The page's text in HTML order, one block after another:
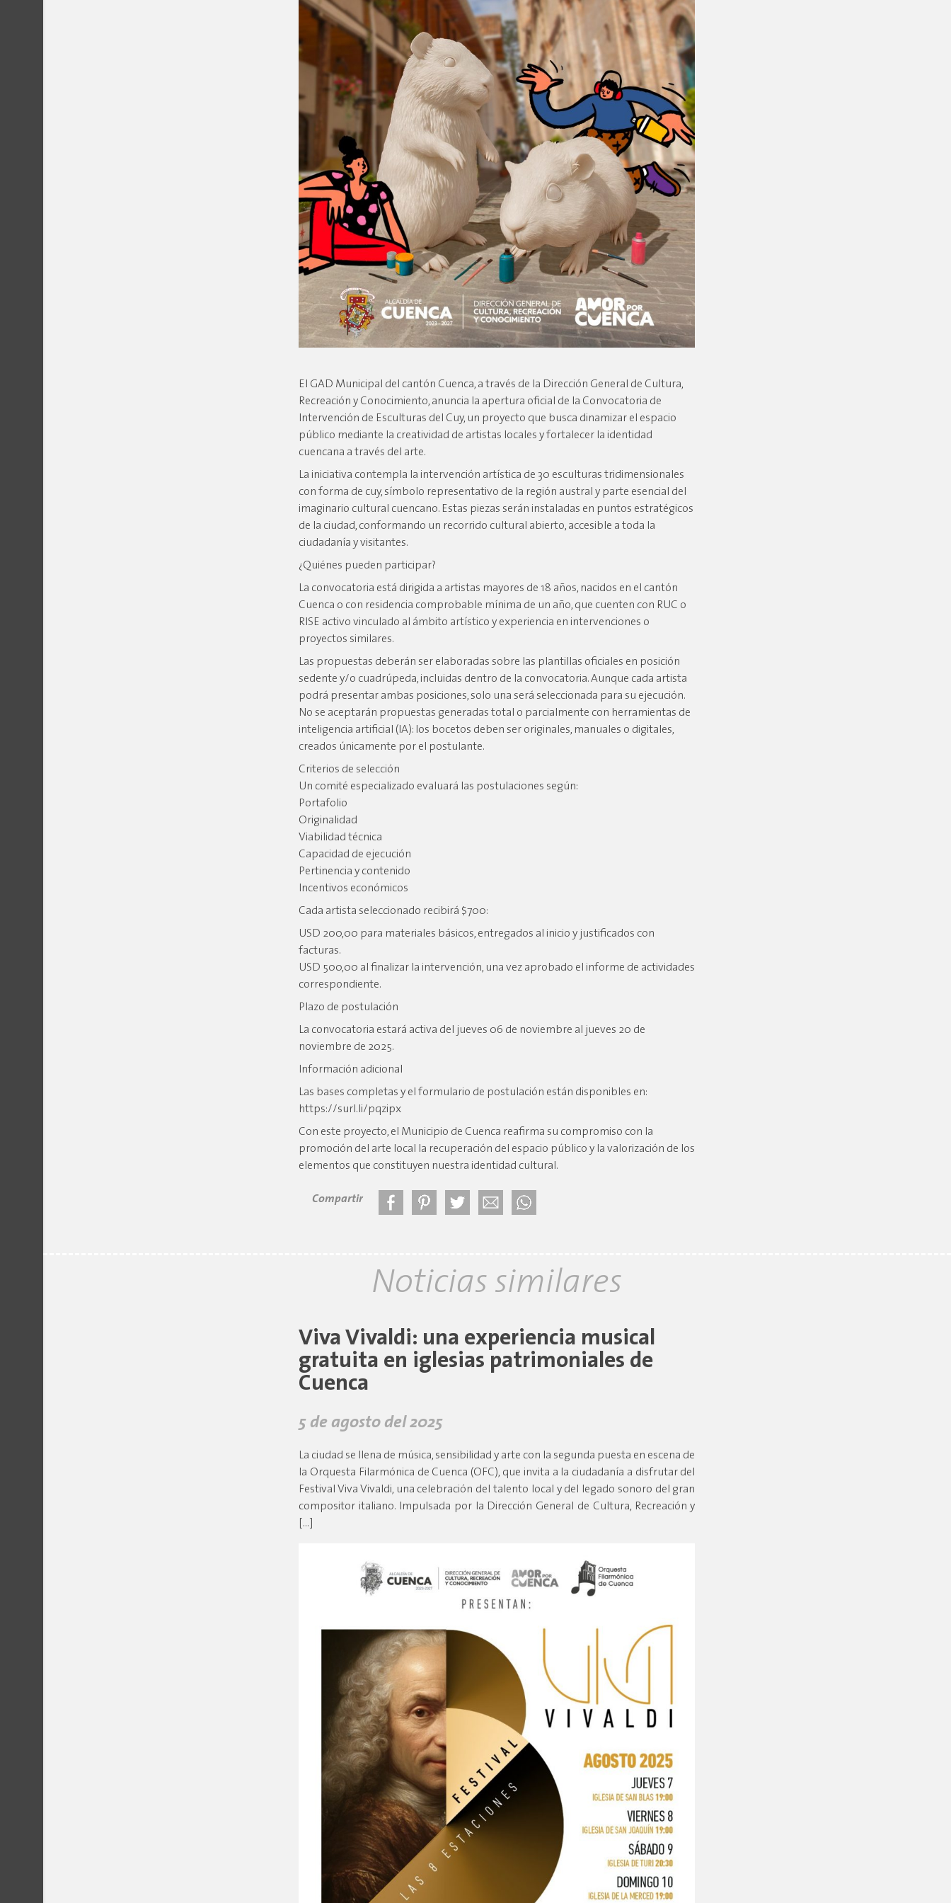
El GAD Municipal del cantón Cuenca, a través de la Dirección General de Cultura,
Recreación y Conocimiento, anuncia la apertura oficial de la Convocatoria de
Intervención de Esculturas del Cuy, un proyecto que busca dinamizar el espacio
público mediante la creatividad de artistas locales y fortalecer la identidad
cuencana a través del arte.
La iniciativa contempla la intervención artística de 30 esculturas tridimensionales
con forma de cuy, símbolo representativo de la región austral y parte esencial del
imaginario cultural cuencano. Estas piezas serán instaladas en puntos estratégicos
de la ciudad, conformando un recorrido cultural abierto, accesible a toda la
ciudadanía y visitantes.
¿Quiénes pueden participar?
La convocatoria está dirigida a artistas mayores de 18 años, nacidos en el cantón
Cuenca o con residencia comprobable mínima de un año, que cuenten con RUC o
RISE activo vinculado al ámbito artístico y experiencia en intervenciones o
proyectos similares.
Las propuestas deberán ser elaboradas sobre las plantillas oficiales en posición
sedente y/o cuadrúpeda, incluidas dentro de la convocatoria. Aunque cada artista
podrá presentar ambas posiciones, solo una será seleccionada para su ejecución.
No se aceptarán propuestas generadas total o parcialmente con herramientas de
inteligencia artificial (IA): los bocetos deben ser originales, manuales o digitales,
creados únicamente por el postulante.
Criterios de selección
Un comité especializado evaluará las postulaciones según:
Portafolio
Originalidad
Viabilidad técnica
Capacidad de ejecución
Pertinencia y contenido
Incentivos económicos
Cada artista seleccionado recibirá $700:
USD 200,00 para materiales básicos, entregados al inicio y justificados con
facturas.
USD 500,00 al finalizar la intervención, una vez aprobado el informe de actividades
correspondiente.
Plazo de postulación
La convocatoria estará activa del jueves 06 de noviembre al jueves 20 de
noviembre de 2025.
Información adicional
Las bases completas y el formulario de postulación están disponibles en:
https://surl.li/pqzipx
Con este proyecto, el Municipio de Cuenca reafirma su compromiso con la
promoción del arte local la recuperación del espacio público y la valorización de los
elementos que constituyen nuestra identidad cultural.
Compartir
Noticias similares
Viva Vivaldi: una experiencia musical
gratuita en iglesias patrimoniales de
Cuenca
5 de agosto del 2025
La ciudad se llena de música, sensibilidad y arte con la segunda puesta en escena de
la Orquesta Filarmónica de Cuenca (OFC), que invita a la ciudadanía a disfrutar del
Festival Viva Vivaldi, una celebración del talento local y del legado sonoro del gran
compositor italiano. Impulsada por la Dirección General de Cultura, Recreación y
[…]